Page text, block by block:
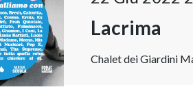
Lacrima
Chalet dei Giardini